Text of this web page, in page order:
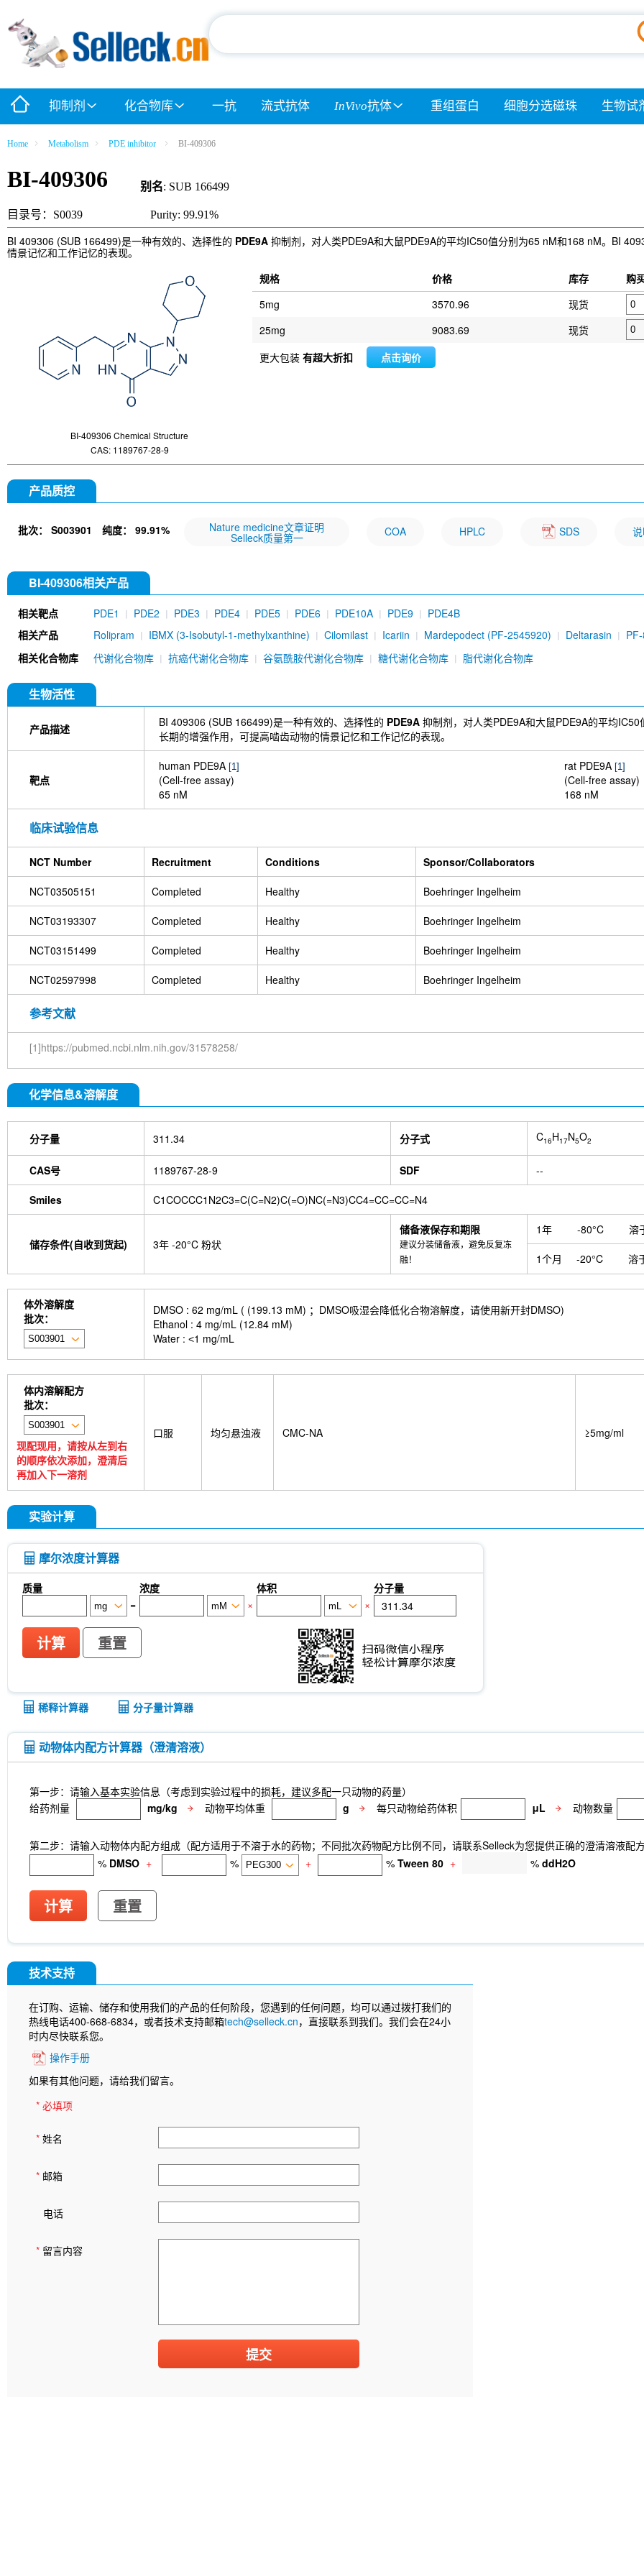
抑制剂 化合物库 一抗 流式抗体 InVivo抗体 重组蛋白 细胞分选磁珠 生物试
Home Metabolism PDE inhibitor BI-409306
BI-409306 别名: SUB 166499
目录号：S0039 Purity: 99.91%
BI 409306 (SUB 166499)是一种有效的、选择性的 PDE9A 抑制剂，对人类PDE9A和大鼠PDE9A的平均IC50值分别为65 nM和168 nM。BI
情景记忆和工作记忆的表现。
BI-409306 Chemical Structure
CAS: 1189767-28-9
规格 价格 库存
购
5mg
3570.96
现货
25mg
9083.69
现货
更大包装 有超大折扣 点击询价
产品质控
批次： S003901 纯度： 99.91% Nature medicine文章证明
Selleck质量第一 COA HPLC SDS
BI-409306相关产品
相关靶点 PDE1 PDE2 PDE3 PDE4 PDE5 PDE6 PDE10A PDE9
PDE4B
相关产品
Rolipram IBMX (3-Isobutyl-1-methylxanthine) Cilomilast Icariin Mardepodect (PF-2545920) Deltarasin
S-(+)-Rolipram
Ro 20-1724 Forsythin Olprinone Cilostamide Zatolmilast (BPN14770)
相关化合物库 代谢化合物库 抗癌代谢化合物库 谷氨酰胺代谢化合物库 糖代谢化合物库 脂代谢化合物库
生物活性
产品描述 BI 409306 (SUB 166499)是一种有效的、选择性的 PDE9A 抑制剂，对人类PDE9A和大鼠PDE9A的平均
长期的增强作用，可提高啮齿动物的情景记忆和工作记忆的表现。
靶点
human PDE9A [1]
(Cell-free assay)
rat PDE9A [1]
(Cell-free assay)
65 nM
168 nM
临床试验信息
NCT Number Recruitment Conditions Sponsor/Collaborators
NCT03505151 Completed Healthy Boehringer Ingelheim
NCT03193307 Completed Healthy Boehringer Ingelheim
NCT03151499 Completed Healthy Boehringer Ingelheim
NCT02597998 Completed Healthy Boehringer Ingelheim
参考文献
[1]https://pubmed.ncbi.nlm.nih.gov/31578258/
化学信息&溶解度
分子量 311.34 分子式 C16H17N5O2
CAS号 1189767-28-9 SDF --
Smiles C1COCCC1N2C3=C(C=N2)C(=O)NC(=N3)CC4=CC=CC=N4
储存条件(自收到货起) 3年 -20°C 粉状
储备液保存和期限
建议分装储备液，避免反复冻
融！
1年 -80°C 溶
1个月 -20°C 溶
体外溶解度
批次：
DMSO : 62 mg/mL ( (199.13 mM) ；DMSO吸湿会降低化合物溶解度，请使用新开封DMSO)
Ethanol : 4 mg/mL (12.84 mM)
Water : ˂1 mg/mL
体内溶解配方
批次：
现配现用，请按从左到右
的顺序依次添加，澄清后
再加入下一溶剂
口服 均匀悬浊液 CMC-NA ≥5mg/ml
实验计算
摩尔浓度计算器
质量 浓度 体积
分子量
=
× ×
计算 重置
稀释计算器 分子量计算器
动物体内配方计算器（澄清溶液）
第一步：请输入基本实验信息（考虑到实验过程中的损耗，建议多配一只动物的药量）
给药剂量
mg/kg 动物平均体重 g 每只动物给药体积 μL 动物数量
第二步：请输入动物体内配方组成（配方适用于不溶于水的药物；不同批次药物配方比例不同，请联系Selleck为您提供正确的澄清溶液配
% DMSO + % + % Tween 80 + % ddH2O
计算 重置
技术支持
在订购、运输、储存和使用我们的产品的任何阶段，您遇到的任何问题，均可以通过拨打我们的
热线电话400-668-6834，或者技术支持邮箱tech@selleck.cn，直接联系到我们。我们会在24小
时内尽快联系您。
操作手册
如果有其他问题，请给我们留言。
* 必填项
* 姓名
* 邮箱
电话
* 留言内容